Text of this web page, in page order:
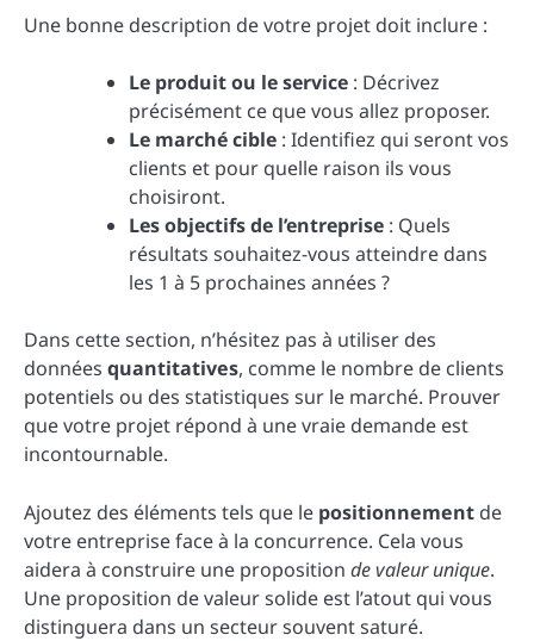
Une bonne description de votre projet doit inclure :
Le produit ou le service : Décrivez
précisément ce que vous allez proposer.
Le marché cible : Identifiez qui seront vos
clients et pour quelle raison ils vous
choisiront.
Les objectifs de l’entreprise : Quels
résultats souhaitez-vous atteindre dans
les 1 à 5 prochaines années ?
Dans cette section, n’hésitez pas à utiliser des
données quantitatives, comme le nombre de clients
potentiels ou des statistiques sur le marché. Prouver
que votre projet répond à une vraie demande est
incontournable.
Ajoutez des éléments tels que le positionnement de
votre entreprise face à la concurrence. Cela vous
aidera à construire une proposition de valeur unique.
Une proposition de valeur solide est l’atout qui vous
distinguera dans un secteur souvent saturé.